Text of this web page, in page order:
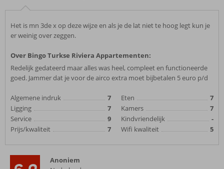
Het is mn 3de x op deze wijze en als je de lat niet te hoog legt kun je
er weinig over zeggen.
Over Bingo Turkse Riviera Appartementen:
Redelijk gedateerd maar alles was heel, compleet en functioneerde
goed. Jammer dat je voor de airco extra moet bijbetalen 5 euro p/d
Algemene indruk
7
Ligging
7
Service
9
Prijs/kwaliteit
7
Eten
7
Kamers
7
Kindvriendelijk
-
Wifi kwaliteit
5
Anoniem